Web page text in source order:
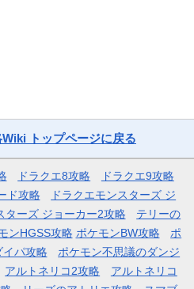
トップページに戻る
ドラクエ8攻略
ドラクエ9攻略
ド攻略
ドラクエモンスターズ ジ
ターズ ジョーカー2攻略
テリーの
ンHGSS攻略 ポケモンBW攻略
ポ
イパ攻略
ポケモン不思議のダンジ
アルトネリコ2攻略
アルトネリコ